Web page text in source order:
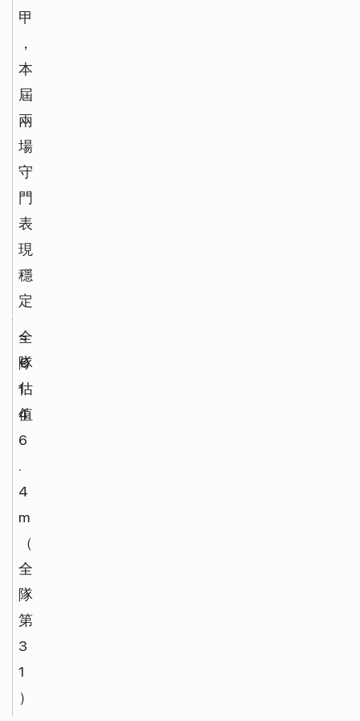
甲
，
本
屆
兩
場
守
門
表
現
穩
定
全
隊
估
值
≈
€
1
4
6
.
4
m
（
全
隊
第
3
1
）